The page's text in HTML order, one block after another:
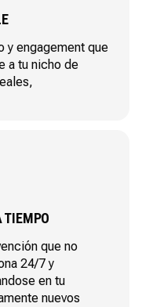
y engagement que
a tu nicho de
TIEMPO
que no
24/7 y
en tu
nuevos